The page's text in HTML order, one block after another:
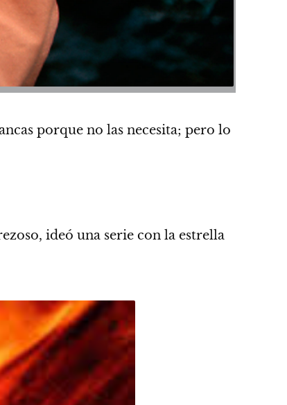
porque no las necesita; pero lo
ideó una serie con la estrella